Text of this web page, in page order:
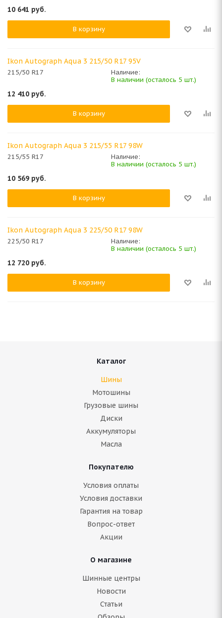
10 641 руб.
В корзину
Ikon Autograph Aqua 3 215/50 R17 95V
215/50 R17
Наличие:
В наличии (осталось 5 шт.)
12 410 руб.
В корзину
Ikon Autograph Aqua 3 215/55 R17 98W
215/55 R17
Наличие:
В наличии (осталось 5 шт.)
10 569 руб.
В корзину
Ikon Autograph Aqua 3 225/50 R17 98W
225/50 R17
Наличие:
В наличии (осталось 5 шт.)
12 720 руб.
В корзину
Каталог
Шины
Мотошины
Грузовые шины
Диски
Аккумуляторы
Масла
Покупателю
Условия оплаты
Условия доставки
Гарантия на товар
Вопрос-ответ
Акции
О магазине
Шинные центры
Новости
Статьи